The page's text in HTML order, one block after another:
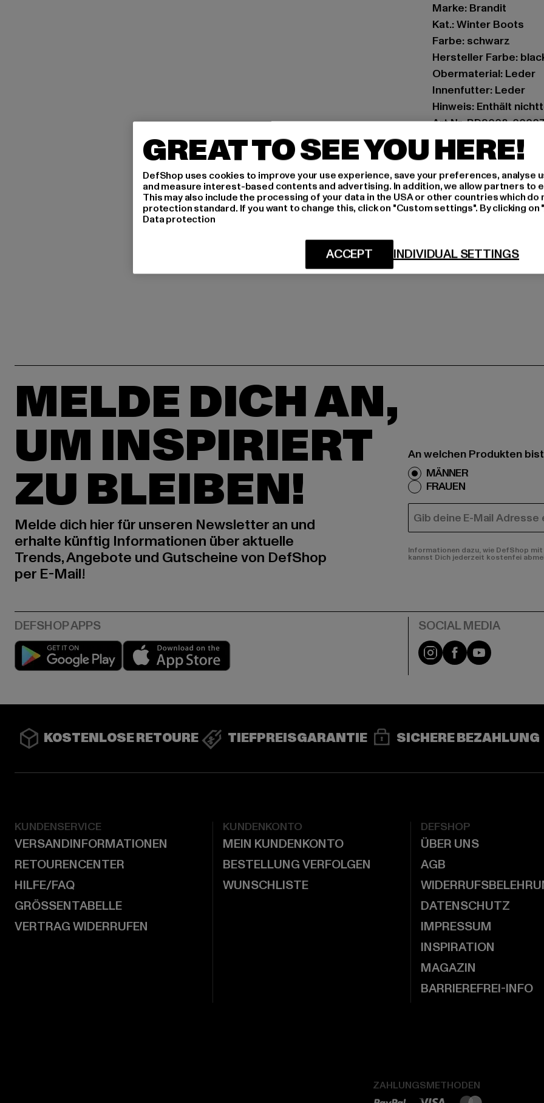
Marke: Brandit
Kat.: Winter Boots
Farbe: schwarz
Hersteller Farbe:
Obermaterial: Leder
Innenfutter: Leder
Hinweis: Enthält
Art.Nr: BD9008-
Hersteller: Brandit
Spichernstraße 6a |
GRÖSSE
LIEFERUNG &
MELDE DICH AN,
UM INSPIRIERT
ZU BLEIBEN!
Melde dich hier für unseren Newsletter an und
erhalte künftig Informationen über aktuelle
Trends, Angebote und Gutscheine von DefShop
per E-Mail!
An welchen Produkten
MÄNNER
FRAUEN
E-MAIL
Informationen dazu, wie DefShop
kannst Dich jederzeit kostenfei
Play market Instagram
FacebookYouTube
KOSTENLOSE RETOURE TIEFPREISGARANTIE SICHERE BEZAHLUNG
KUNDENSERVICE
VERSANDINFORMATIONEN
RETOURENCENTER
HILFE/FAQ
GRÖSSENTABELLE
VERTRAG WIDERRUFEN
KUNDENKONTO
MEIN KUNDENKONTO
BESTELLUNG VERFOLGEN
WUNSCHLISTE
DEFSHOP
ÜBER UNS
AGB
DATENSCHUTZ
IMPRESSUM
INSPIRATION
MAGAZIN
BARRIEREFREI-INFO
ZAHLUNGSMETHODEN
GREAT TO SEE YOU HERE!
DefShop uses cookies to improve your use experience, save your preferences, analyse
and measure interest-based contents and advertising. In addition, we allow partners to
This may also include the processing of your data in the USA or other countries which do
protection standard. If you want to change this, click on "Custom settings". By clicking
Data protection
INDIVIDUAL SETTINGS
ACCEPT